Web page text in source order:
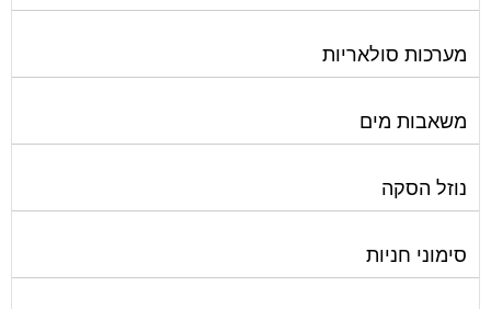
מערכות סולאריות
משאבות מים
נוזל הסקה
סימוני חניות